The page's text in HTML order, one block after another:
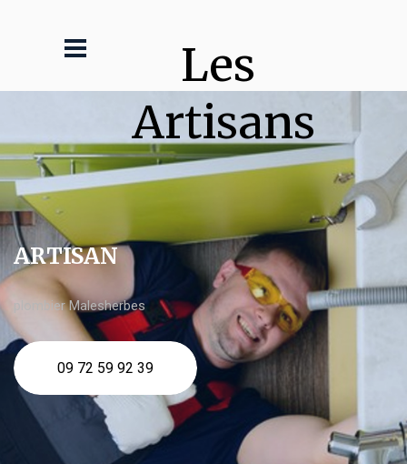
Les
Artisans
ARTISAN
plombier Malesherbes
09 72 59 92 39